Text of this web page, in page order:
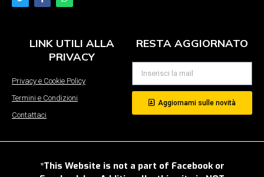
LINK UTILI ALLA
PRIVACY
Privacy e Cookie Policy
Termini e Condizioni
Contattaci
RESTA AGGIORNATO
Aggiornami sulle novità
*This Website is not a part of Facebook or